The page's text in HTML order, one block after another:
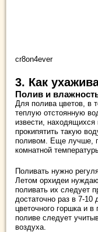
cr8on4ever
3. Как
Полив и
Для полива цветов, в
теплую отстоянную
извести,
прокипятить такую
поливом. Еще лучше,
комнатной
Поливать нужно
Летом орхидеи
поливать их следует
достаточно раз в 7-
цветочного горшка и
поливе следует
воздуха.